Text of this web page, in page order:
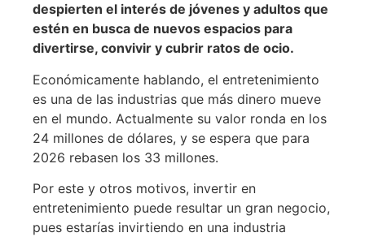
despierten el interés de jóvenes y adultos que
estén en busca de nuevos espacios para
divertirse, convivir y cubrir ratos de ocio.
Económicamente hablando, el entretenimiento
es una de las industrias que más dinero mueve
en el mundo. Actualmente su valor ronda en los
24 millones de dólares, y se espera que para
2026 rebasen los 33 millones.
Por este y otros motivos, invertir en
entretenimiento puede resultar un gran negocio,
pues estarías invirtiendo en una industria